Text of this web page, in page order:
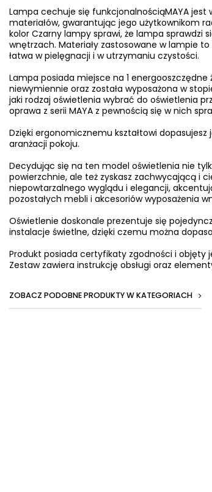
Lampa cechuje się funkcjonalnościąMAYA jest
materiałów, gwarantując jego użytkownikom
kolor Czarny lampy sprawi, że lampa sprawdzi
wnętrzach. Materiały zastosowane w lampie
łatwa w pielęgnacji i w utrzymaniu czystości.
Lampa posiada miejsce na 1 energooszczędne
niewymiennie oraz została wyposażona w
jaki rodzaj oświetlenia wybrać do oświetlenia
oprawa z serii MAYA z pewnością się w nich
Dzięki ergonomicznemu kształtowi
aranżacji pokoju.
Decydując się na ten model oświetlenia nie
powierzchnie, ale też zyskasz zachwycającą i
niepowtarzalnego wyglądu i elegancji,
pozostałych mebli i akcesoriów wyposażenia
Oświetlenie doskonale prezentuje się
instalacje świetlne, dzięki czemu można
Produkt posiada certyfikaty zgodności i objęty
Zestaw zawiera instrukcję obsługi oraz
ZOBACZ PODOBNE PRODUKTY W KATEGORIACH